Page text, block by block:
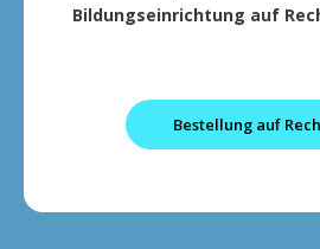
Bildungseinrichtung auf
Bestellung auf